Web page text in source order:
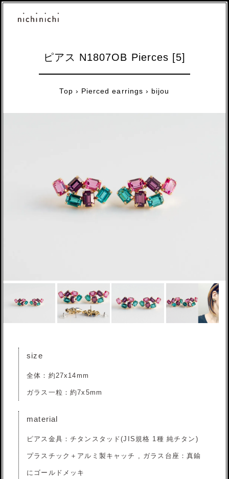
ピアス N1807OB Pierces [5]
Top › Pierced earrings › bijou
size
全体：約27x14mm
ガラス一粒：約7x5mm
material
ピアス金具：チタンスタッド(JIS規格 1種 純チタン)
プラスチック＋アルミ製キャッチ , ガラス台座：真鍮
にゴールドメッキ